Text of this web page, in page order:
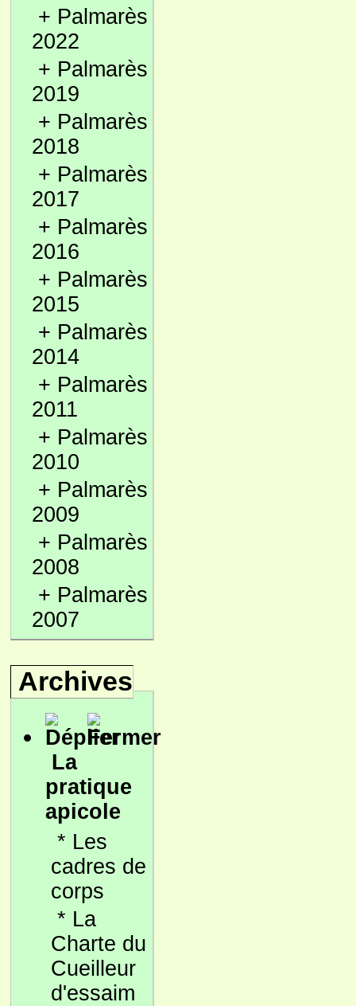
+ Palmarès
2022
+ Palmarès
2019
+ Palmarès
2018
+ Palmarès
2017
+ Palmarès
2016
+ Palmarès
2015
+ Palmarès
2014
+ Palmarès
2011
+ Palmarès
2010
+ Palmarès
2009
+ Palmarès
2008
+ Palmarès
2007
Archives
La
pratique
apicole
* Les
cadres de
corps
* La
Charte du
Cueilleur
d'essaim